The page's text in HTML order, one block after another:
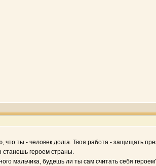
что ты - человек долга. Твоя работа - защищать
станешь героем страны.
мальчика, будешь ли ты сам считать себя